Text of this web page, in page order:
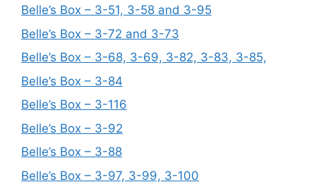
Belle’s Box – 3-51, 3-58 and 3-95
Belle’s Box – 3-72 and 3-73
Belle’s Box – 3-68, 3-69, 3-82, 3-83, 3-85,
Belle’s Box – 3-84
Belle’s Box – 3-116
Belle’s Box – 3-92
Belle’s Box – 3-88
Belle’s Box – 3-97, 3-99, 3-100